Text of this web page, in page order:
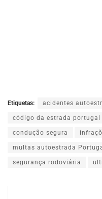
Etiquetas: acidentes
código da estrada portugal
condução segura
multas autoestrada
segurança rodoviária